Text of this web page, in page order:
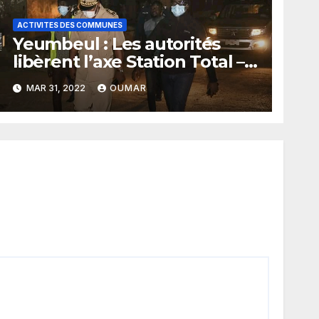
ACTIVITES DES COMMUNES
Yeumbeul : Les autorités
libèrent l’axe Station Total –
croisement Malika et la
route de la Marine
MAR 31, 2022 OUMAR